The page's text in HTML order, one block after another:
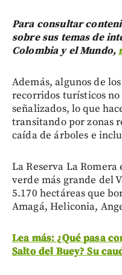
Para consultar
sobre sus temas de
Colombia y el Mundo,
Además, algunos de
recorridos turísticos
señalizados, lo que
transitando por zonas
caída de árboles e
La Reserva La
verde más grande del
5.170 hectáreas que
Amagá, Heliconia,
Lea más: ¿Qué pasa
Salto del Buey? Su